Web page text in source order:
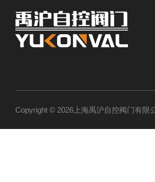
Copyright © 2026上海禹沪自控阀门有